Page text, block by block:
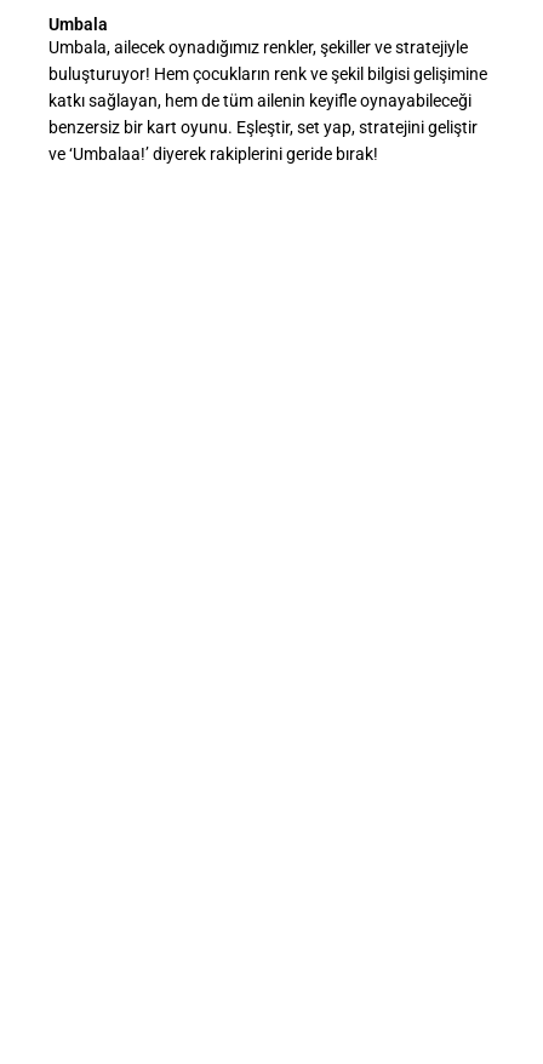
Umbala
Umbala, ailecek oynadığımız renkler, şekiller ve stratejiyle
buluşturuyor! Hem çocukların renk ve şekil bilgisi gelişimine
katkı sağlayan, hem de tüm ailenin keyifle oynayabileceği
benzersiz bir kart oyunu. Eşleştir, set yap, stratejini geliştir
ve ‘Umbalaa!’ diyerek rakiplerini geride bırak!